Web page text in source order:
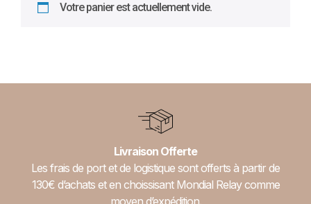
Votre panier est actuellement vide.
Livraison Offerte
Les frais de port et de logistique sont offerts à partir de
130€ d’achats et en choissisant Mondial Relay comme